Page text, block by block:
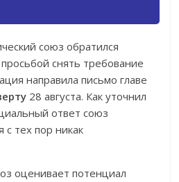
союз обратился
снять требование
направила письмо главе
28 августа. Как уточнил
ответ союз
с тех пор никак
оценивает потенциал